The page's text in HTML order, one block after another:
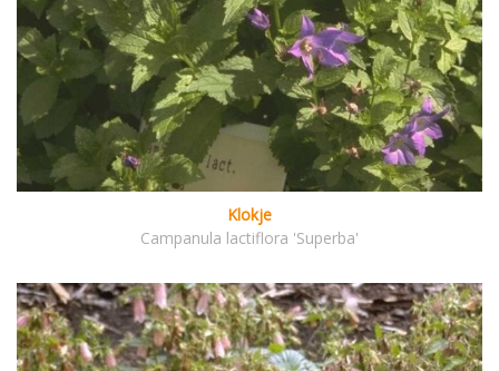
Klokje
Campanula lactiflora 'Superba'